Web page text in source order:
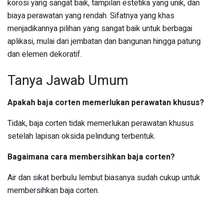
korosi yang sangat baik, tampilan estetika yang unik, dan
biaya perawatan yang rendah. Sifatnya yang khas
menjadikannya pilihan yang sangat baik untuk berbagai
aplikasi, mulai dari jembatan dan bangunan hingga patung
dan elemen dekoratif.
Tanya Jawab Umum
Apakah baja corten memerlukan perawatan khusus?
Tidak, baja corten tidak memerlukan perawatan khusus
setelah lapisan oksida pelindung terbentuk.
Bagaimana cara membersihkan baja corten?
Air dan sikat berbulu lembut biasanya sudah cukup untuk
membersihkan baja corten.